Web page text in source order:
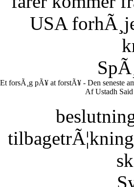
USA
Et forsÃ¸g pÃ¥ at forstÃ¥ - Den seneste
Af Ustadh